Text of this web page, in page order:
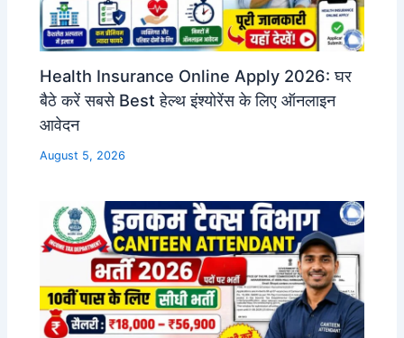
Health Insurance Online Apply 2026: घर
बैठे करें सबसे Best हेल्थ इंश्योरेंस के लिए ऑनलाइन
आवेदन
August 5, 2026